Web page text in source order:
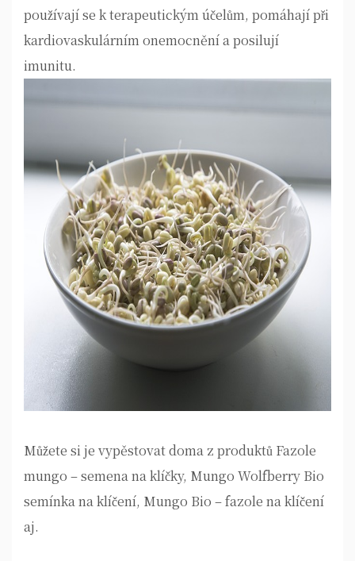
používají se k terapeutickým účelům, pomáhají při
kardiovaskulárním onemocnění a posilují
imunitu.
Můžete si je vypěstovat doma z produktů Fazole
mungo – semena na klíčky, Mungo Wolfberry Bio
semínka na klíčení, Mungo Bio – fazole na klíčení
aj.